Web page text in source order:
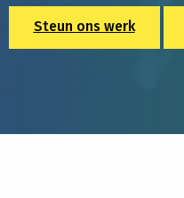
Steun ons werk